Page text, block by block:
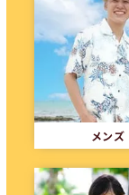
メンズ